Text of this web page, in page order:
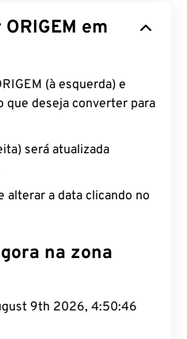
em
(à esquerda) e
que deseja converter para
será atualizada
alterar a data clicando no
na zona
9th 2026, 4:50:47